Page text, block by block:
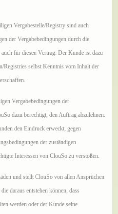
Vergabestelle/Registry sind auch
der Vergabebedingungen durch die
für diesen Vertrag. Der Kunde ist dazu
Registries selbst Kenntnis vom Inhalt der
Vergabebedingungen der
dazu berechtigt, den Auftrag abzulehnen.
den Eindruck erweckt, gegen
der zuständigen
Interessen von ClouSo zu verstoßen.
und stellt ClouSo von allen Ansprüchen
daraus entstehen können, dass
werden oder der Kunde seine